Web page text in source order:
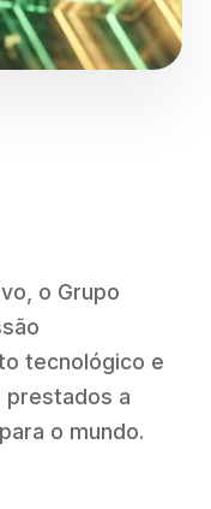
o Grupo
tecnológico e
prestados a
o mundo.